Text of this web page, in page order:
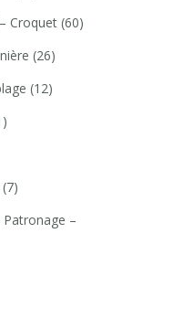
Croquet (60)
(26)
(12)
(7)
–